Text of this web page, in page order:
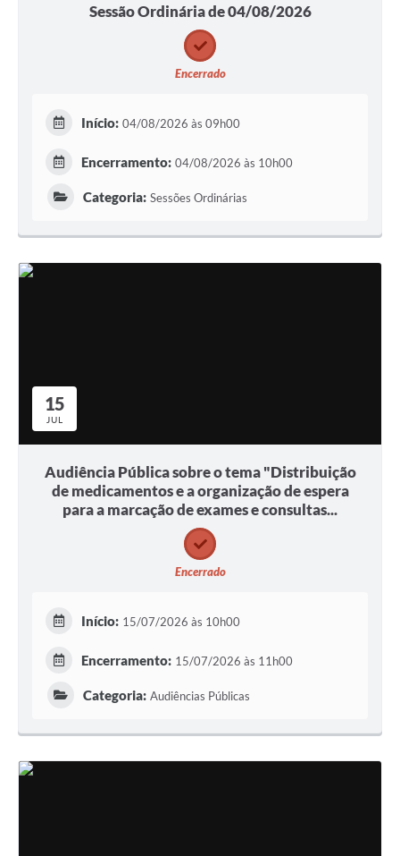
Sessão Ordinária de 04/08/2026
Encerrado
Início: 04/08/2026 às 09h00
Encerramento: 04/08/2026 às 10h00
Categoria: Sessões Ordinárias
15
JUL
Audiência Pública sobre o tema "Distribuição
de medicamentos e a organização de espera
para a marcação de exames e consultas...
Encerrado
Início: 15/07/2026 às 10h00
Encerramento: 15/07/2026 às 11h00
Categoria: Audiências Públicas